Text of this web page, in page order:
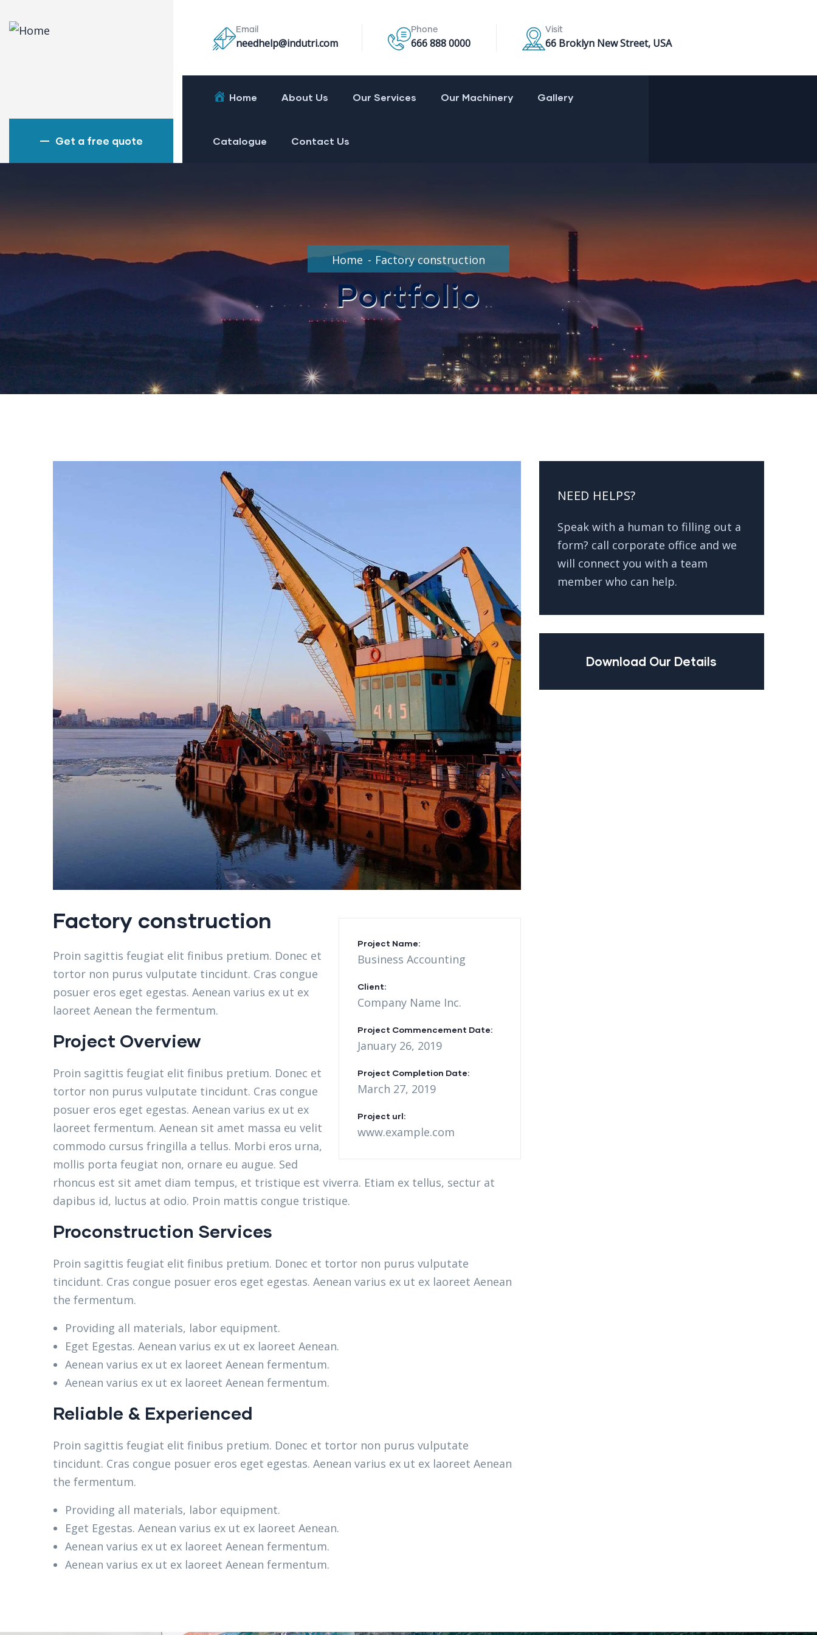
Email
needhelp@indutri.com
Phone
666 888 0000
Visit
66 Broklyn New Street, USA
Get a free quote
Home About Us Our Services Our Machinery Gallery
Catalogue Contact Us
Home Factory construction
Portfolio
Project Name:
Business Accounting
Client:
Company Name Inc.
Project Commencement Date:
January 26, 2019
Project Completion Date:
March 27, 2019
Project url:
www.example.com
Factory construction
Proin sagittis feugiat elit finibus pretium. Donec et
tortor non purus vulputate tincidunt. Cras congue
posuer eros eget egestas. Aenean varius ex ut ex
laoreet Aenean the fermentum.
Project Overview
Proin sagittis feugiat elit finibus pretium. Donec et
tortor non purus vulputate tincidunt. Cras congue
posuer eros eget egestas. Aenean varius ex ut ex
laoreet fermentum. Aenean sit amet massa eu velit
commodo cursus fringilla a tellus. Morbi eros urna,
mollis porta feugiat non, ornare eu augue. Sed
rhoncus est sit amet diam tempus, et tristique est viverra. Etiam ex tellus, sectur at
dapibus id, luctus at odio. Proin mattis congue tristique.
Proconstruction Services
Proin sagittis feugiat elit finibus pretium. Donec et tortor non purus vulputate
tincidunt. Cras congue posuer eros eget egestas. Aenean varius ex ut ex laoreet Aenean
the fermentum.
Providing all materials, labor equipment.
Eget Egestas. Aenean varius ex ut ex laoreet Aenean.
Aenean varius ex ut ex laoreet Aenean fermentum.
Aenean varius ex ut ex laoreet Aenean fermentum.
Reliable & Experienced
Proin sagittis feugiat elit finibus pretium. Donec et tortor non purus vulputate
tincidunt. Cras congue posuer eros eget egestas. Aenean varius ex ut ex laoreet Aenean
the fermentum.
Providing all materials, labor equipment.
Eget Egestas. Aenean varius ex ut ex laoreet Aenean.
Aenean varius ex ut ex laoreet Aenean fermentum.
Aenean varius ex ut ex laoreet Aenean fermentum.
NEED HELPS?
Speak with a human to filling out a
form? call corporate office and we
will connect you with a team
member who can help.
Download Our Details